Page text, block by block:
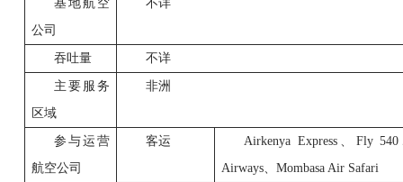
基地航空
公司
不详
吞吐量 不详
主要服务
区域
非洲
参与运营
航空公司
客运 Airkenya Express、 Fly 540
Airways、Mombasa Air Safari